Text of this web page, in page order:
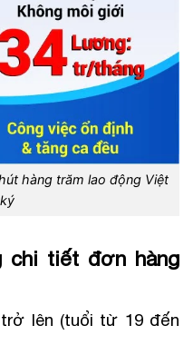
hàng trăm lao động Việt
chi tiết đơn hàng
lên (tuổi từ 19 đến